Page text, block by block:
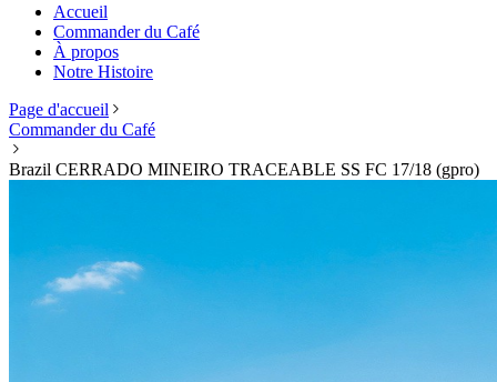
Accueil
Commander du Café
À propos
Notre Histoire
Page d'accueil
Commander du Café
Brazil ​CERRADO MINEIRO TRACEABLE SS FC 17/18 (gpro)